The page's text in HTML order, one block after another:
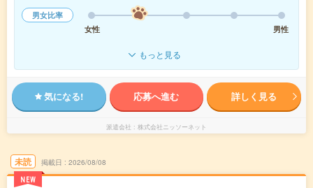
男女比率
女性
男性
もっと見る
気になる! 応募へ進む 詳しく見る
派遣会社 株式会社ニッソーネット
未読
NEW
掲載日 2026/08/08